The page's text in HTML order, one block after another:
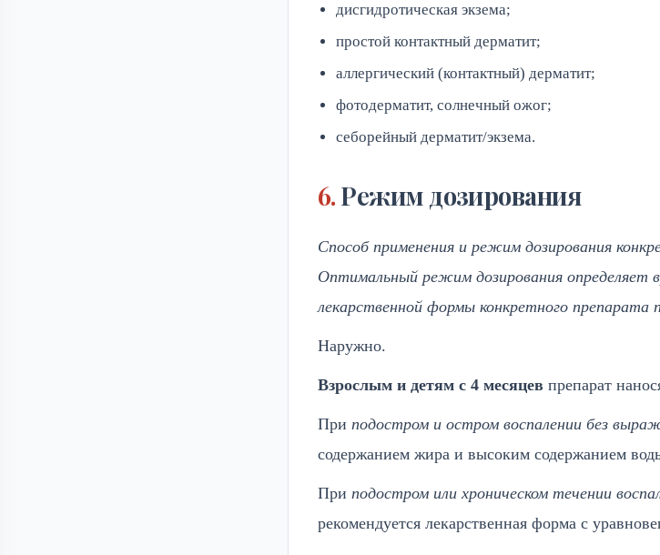
дисгидротическая экзема;
простой контактный дерматит;
аллергический (контактный) дерматит;
фотодерматит, солнечный ожог;
себорейный дерматит/экзема.
Режим дозирования
Способ применения и режим дозирования
Оптимальный режим дозирования определяет
лекарственной формы конкретного препарата
Наружно.
Взрослым и детям с 4 месяцев препарат
При подостром и остром воспалении без
содержанием жира и высоким содержанием
При подостром или хроническом течении
рекомендуется лекарственная форма с